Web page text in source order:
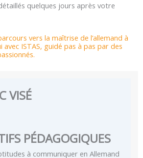
quelques jours après votre
vers la maîtrise de l’allemand à
avec ISTAS, guidé pas à pas par des
VISÉ
PÉDAGOGIQUES
à communiquer en Allemand